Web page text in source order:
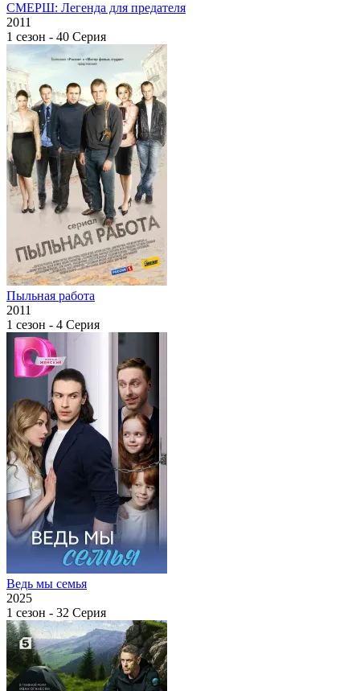
СМЕРШ: Легенда для предателя
2011
1 сезон - 40 Серия
Пыльная работа
2011
1 сезон - 4 Серия
Ведь мы семья
2025
1 сезон - 32 Серия